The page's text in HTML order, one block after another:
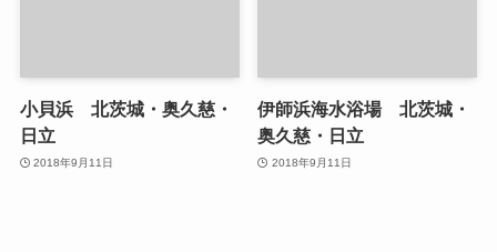
小貝浜 北茨城・奥久慈・
日立
2018年9月11日
伊師浜海水浴場 北茨城・
奥久慈・日立
2018年9月11日